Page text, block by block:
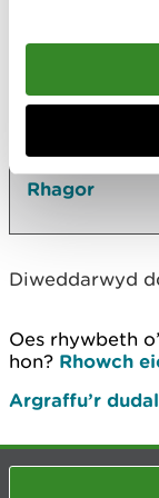
Yn yr
Dolau
Mr Daniel
Rhagor
Diweddarwyd
Oes rhywbeth
hon? Rhowch
Argraffu’r